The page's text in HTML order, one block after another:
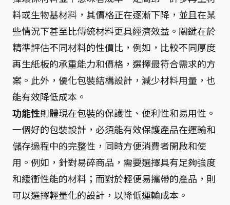
料或生物基材料，其價格正在逐漸下降，並且在某
些情況下甚至比傳統材料更具經濟效益。關鍵在於
精準評估不同材料的性價比，例如，比較不同厚度
再生紙板的承重能力和價格，選擇最符合需求的方
案。此外，優化包裝結構設計，減少材料用量，也
能有效降低成本。
功能性則體現在包裝的保護性、便利性和易用性。
一個好的包裝設計，必須能有效保護產品在運輸和
儲存過程中的完整性，同時方便消費者開啟和使
用。例如，針對易碎商品，需要選擇具有足夠強度
和緩衝性能的材料；而對於輕便易攜帶的產品，則
可以選擇輕量化的設計，以降低運輸成本。